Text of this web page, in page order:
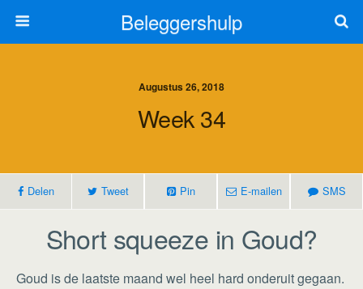
Beleggershulp
Augustus 26, 2018
Week 34
Delen Tweet Pin E-mailen SMS
Short squeeze in Goud?
Goud is de laatste maand wel heel hard onderuit gegaan.